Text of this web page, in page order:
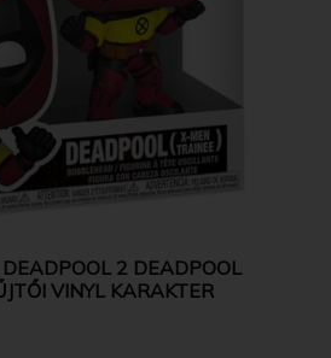
2 DEADPOOL
VINYL KARAKTER